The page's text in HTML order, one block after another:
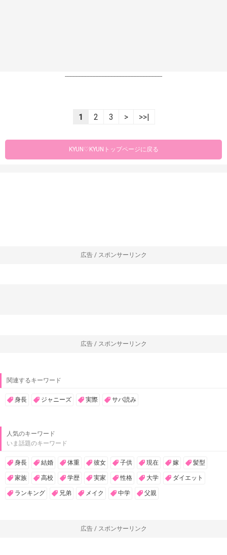
----------------------------------------------------------------
1 2 3 > >>|
KYUN♡KYUNトップページに戻る
広告 / スポンサーリンク
広告 / スポンサーリンク
関連するキーワード
身長 ジャニーズ 実際 サバ読み
人気のキーワード
いま話題のキーワード
身長 結婚 体重 彼女 子供 現在 嫁 髪型
家族 高校 学歴 実家 性格 大学 ダイエット
ランキング 兄弟 メイク 中学 父親
広告 / スポンサーリンク